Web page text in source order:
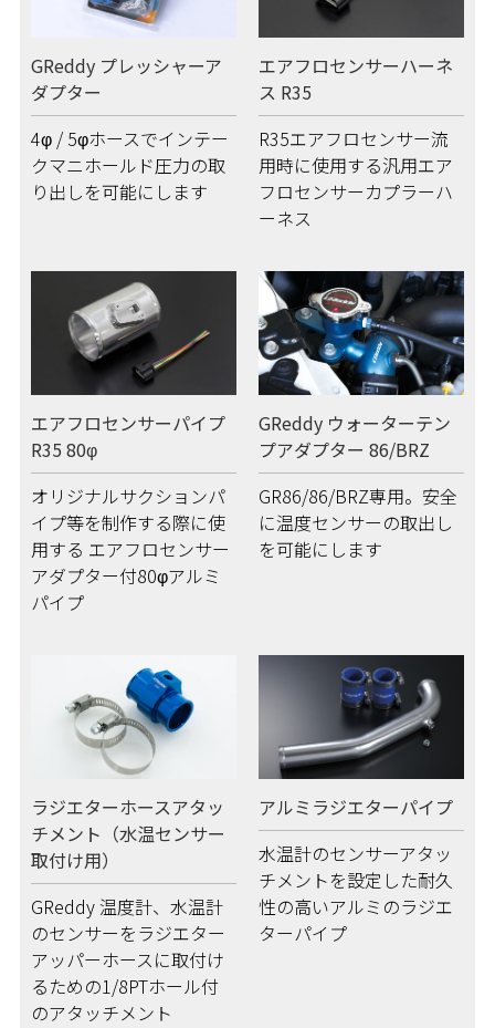
GReddy プレッシャーア
ダプター
4φ / 5φホースでインテー
クマニホールド圧力の取
り出しを可能にします
エアフロセンサーハーネ
ス R35
R35エアフロセンサー流
用時に使用する汎用エア
フロセンサーカプラーハ
ーネス
エアフロセンサーパイプ
R35 80φ
オリジナルサクションパ
イプ等を制作する際に使
用する エアフロセンサー
アダプター付80φアルミ
パイプ
GReddy ウォーターテン
プアダプター 86/BRZ
GR86/86/BRZ専用。安全
に温度センサーの取出し
を可能にします
ラジエターホースアタッ
チメント（水温センサー
取付け用）
GReddy 温度計、水温計
のセンサーをラジエター
アッパーホースに取付け
るための1/8PTホール付
のアタッチメント
アルミラジエターパイプ
水温計のセンサーアタッ
チメントを設定した耐久
性の高いアルミのラジエ
ターパイプ